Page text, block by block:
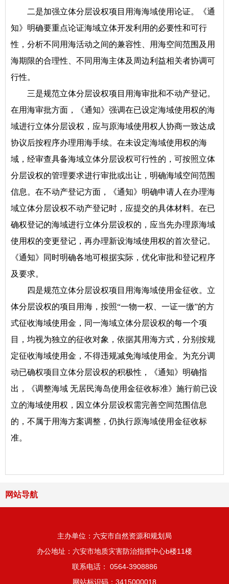
二是加强立体分层设权项目用海海域使用论证。《通
知》明确要重点论证海域立体开发利用的必要性和可行
性，分析不同用海活动之间的兼容性、用海空间范围及用
海期限的合理性、不同用海主体及周边利益相关者协调可
行性。
三是规范立体分层设权项目用海审批和不动产登记。
在用海审批方面，《通知》强调在已设定海域使用权的海
域进行立体分层设权，应与原海域使用权人协商一致达成
协议后按程序办理用海手续。在未设定海域使用权的海
域，经审查具备海域立体分层设权可行性的，可按照立体
分层设权的管理要求进行审批或出让，明确海域空间范围
信息。在不动产登记方面，《通知》明确申请人在办理海
域立体分层设权不动产登记时，应提交的具体材料。在已
确权登记的海域进行立体分层设权的，应当先办理原海域
使用权的变更登记，再办理新设海域使用权的首次登记。
《通知》同时明确各地可根据实际，优化审批和登记程序
及要求。
四是规范立体分层设权项目用海海域使用金征收。立
体分层设权的项目用海，按照“一物一权、一证一缴”的方
式征收海域使用金，同一海域立体分层设权的每一个项
目，均视为独立的征收对象，依据其用海方式，分别按规
定征收海域使用金，不得违规减免海域使用金。为充分调
动已确权项目立体分层设权的积极性，《通知》明确指
出，《调整海域 无居民海岛使用金征收标准》施行前已设
立的海域使用权，因立体分层设权需完善空间范围信息
的，不属于用海方案调整，仍执行原海域使用金征收标
准。
网站导航
主办单位：六安市自然资源和规划局
办公地址：六安市地质灾害防治指挥中心b楼11楼
联系电话： 0564-3908886
网站标识码：3415000018